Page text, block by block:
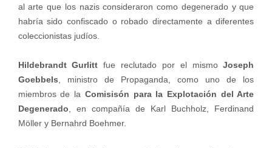
al arte que los nazis consideraron como degenerado y que
habría sido confiscado o robado directamente a diferentes
coleccionistas judíos.
Hildebrandt Gurlitt fue reclutado por el mismoJoseph
Goebbels , ministro de Propaganda, como uno de los
miembros de la Comisisón para la Explotación del Arte
Degenerado , en compañía de Karl Buchholz, Ferdinand
Möller y Bernahrd Boehmer.